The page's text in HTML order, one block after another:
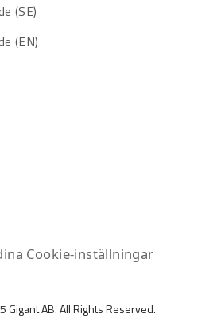
(SE)
(EN)
Cookie-inställningar
Gigant AB. All Rights Reserved.